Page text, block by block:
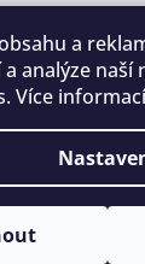
a
analýze naší
Více
na Instagramu
I.
Český
2026